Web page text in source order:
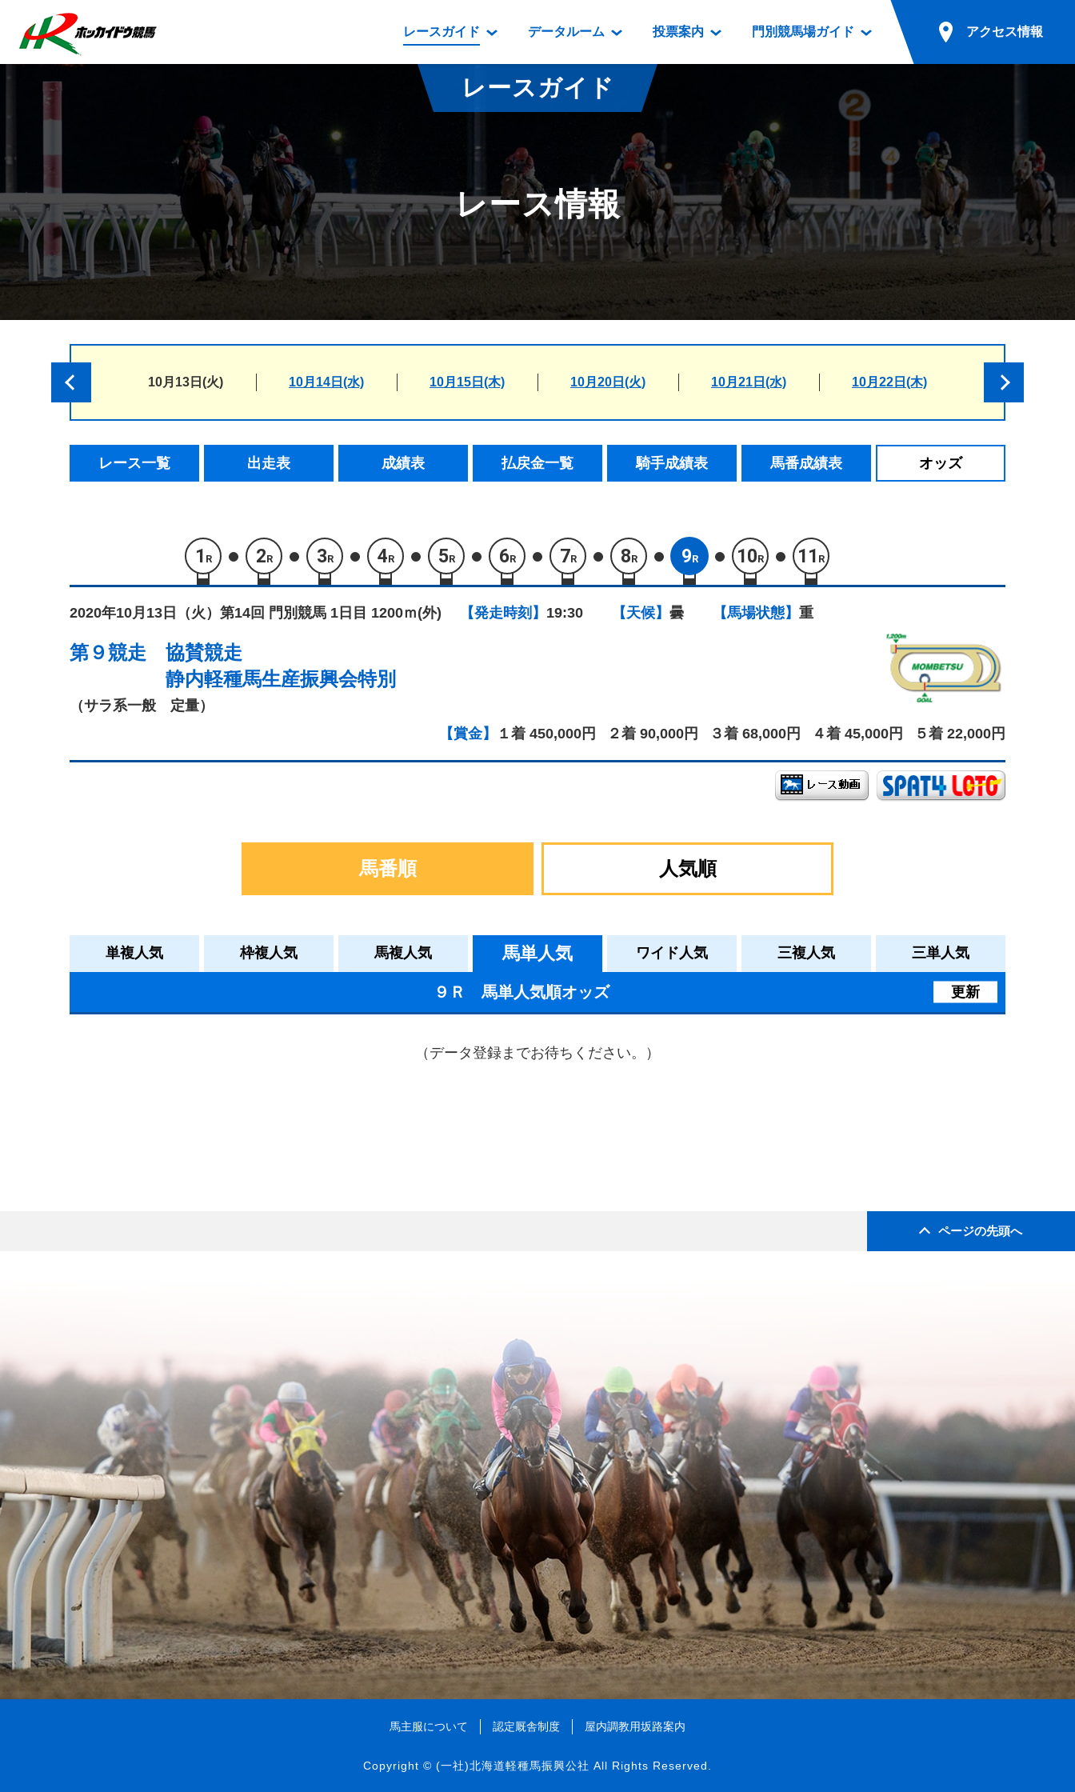
レースガイド
レース情報
払戻金一覧
騎手成績表
馬番成績表
オッズ
番組・級別表ダウンロード
開催カレンダー
重賞競走体系図
スタリオンシリーズ競走
道内の発売情報(PDF)
データルーム
データルーム
騎手・調教師紹介
坂路調教映像
遠征馬情報
番組編成要領
映像コンテンツ
重賞競走VTR
重賞競走参考VTR
レースダイジェスト
新馬ダイジェスト
投票案内
電話・インターネット投票
場外発売所
実況・テレホンサービス
発売・払戻
門別競馬場ガイド
門別競馬場情報
門別競馬場グルメ
とねっこジンギスカン
いずみ食堂
ルンビニフードカフェ
勝馬屋
アクセス情報
無料送迎バスでのご来場
公共の交通機関でのご来場
レースガイド
レース情報
10月13日(火) 10月14日(水) 10月15日(木) 10月20日(火) 10月21日(水) 10月22日(木)
レース一覧 出走表 成績表 払戻金一覧 騎手成績表 馬番成績表 オッズ
1 R 2R 3R 4R 5R 6R 7R 8R 9R 10R 11 R
2020年10月13日（火） 第14回 門別競馬 1日目 1200ｍ(外) 【発走時刻】 19:30 【天候】 曇 【馬場状態】 重
第９競走 協賛競走
静内軽種馬生産振興会特別
（サラ系一般 定量）
【賞金】
１着 450,000円 ２着 90,000円 ３着 68,000円 ４着 45,000円 ５着 22,000円
馬番順 人気順
単複人気 枠複人気 馬複人気 馬単人気 ワイド人気 三複人気 三単人気
９Ｒ 馬単人気順オッズ 更新
（データ登録までお待ちください。）
ページの先頭へ
馬主服について 認定厩舎制度 屋内調教用坂路案内
Copyright © (一社)北海道軽種馬振興公社 All Rights Reserved.